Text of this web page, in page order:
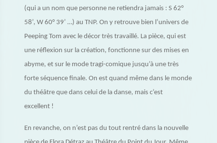
(qui a un nom que personne ne retiendra jamais : S 62°
58’, W 60° 39’ …) au TNP. On y retrouve bien l’univers de
Peeping Tom avec le décor très travaillé. La pièce, qui est
une réflexion sur la création, fonctionne sur des mises en
abyme, et sur le mode tragi-comique jusqu’à une très
forte séquence finale. On est quand même dans le monde
du théâtre que dans celui de la danse, mais c’est
excellent !
En revanche, on n’est pas du tout rentré dans la nouvelle